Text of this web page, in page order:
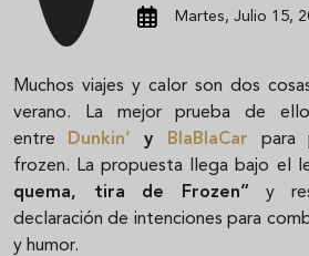
Martes, Julio 15,
Muchos viajes y calor son dos
verano. La mejor prueba de
entre
Dunkin’ y BlaBlaCar para
frozen. La propuesta llega bajo el
quema, tira de Frozen” y
declaración de intenciones para
y humor.